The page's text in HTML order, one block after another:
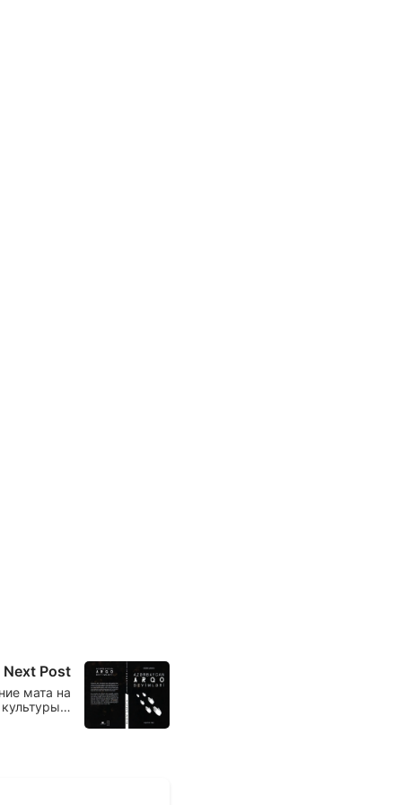
Next Post
мата на